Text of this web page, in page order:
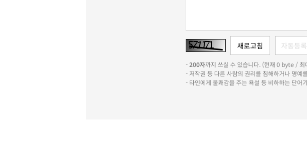
-200자까지 쓰실 수 있습니다. (현재 0 byte /
- 저작권 등 다른 사람의 권리를 침해하거나 명예
- 타인에게 불쾌감을 주는 욕설 등 비하하는 단어